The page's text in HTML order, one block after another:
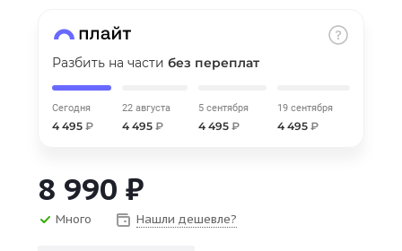
по 25%каждые 2 недели
Подробнее
Разбить на части без переплат
Сегодня
4 495 ₽
22 августа
4 495 ₽
5 сентября
4 495 ₽
19 сентября
4 495 ₽
8 990 ₽
Много Нашли дешевле?